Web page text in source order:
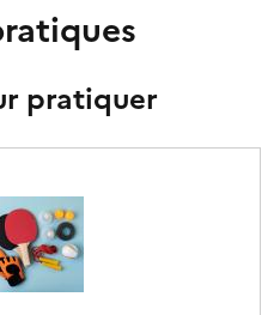
pratiquer